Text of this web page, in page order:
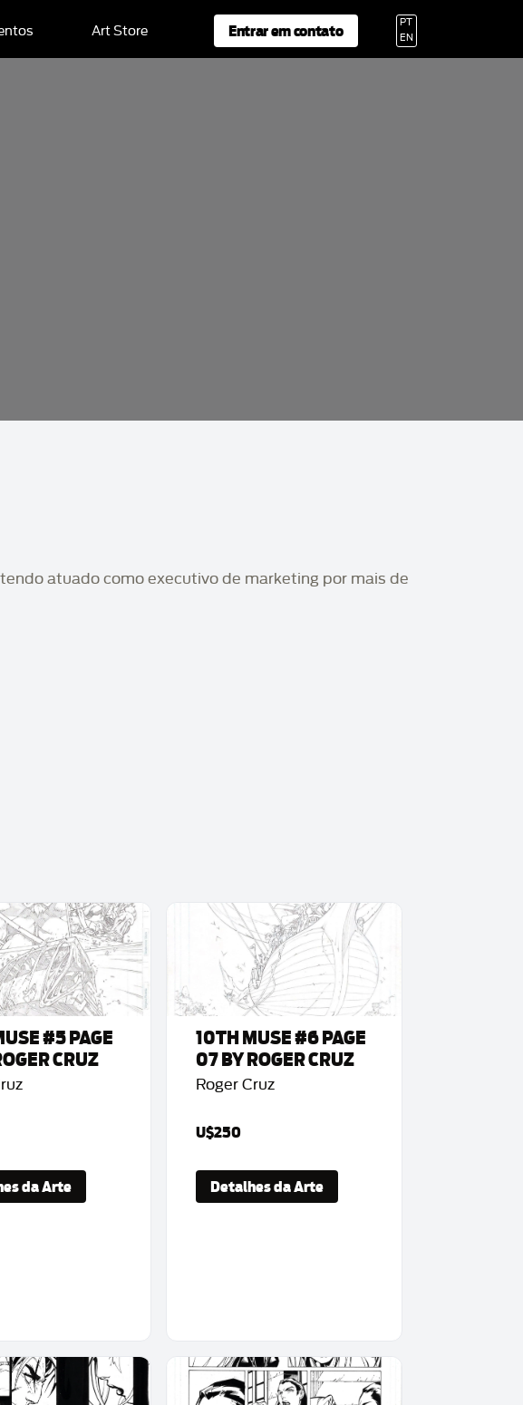
Art Store Entrar em contato
PT
EN
atuado como executivo de marketing por mais de
#5 PAGE
CRUZ
da Arte
10TH MUSE #6 PAGE
07 BY ROGER CRUZ
Roger Cruz
U$250
Detalhes da Arte